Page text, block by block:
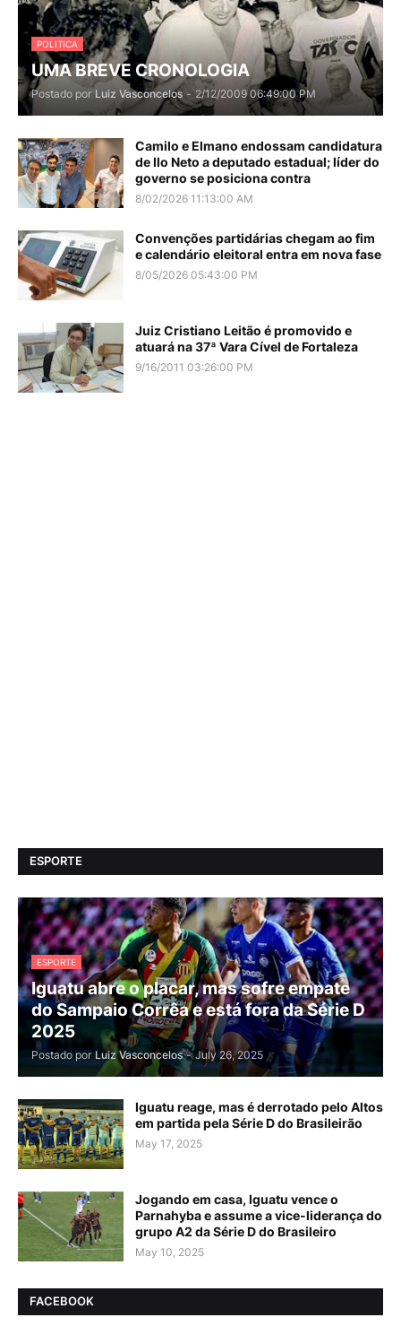
POLITICA
UMA BREVE CRONOLOGIA
Postado por Luiz Vasconcelos - 2/12/2009 06:49:00 PM
Camilo e Elmano endossam candidatura
de Ilo Neto a deputado estadual; líder do
governo se posiciona contra
8/02/2026 11:13:00 AM
Convenções partidárias chegam ao fim
e calendário eleitoral entra em nova fase
8/05/2026 05:43:00 PM
Juiz Cristiano Leitão é promovido e
atuará na 37ª Vara Cível de Fortaleza
9/16/2011 03:26:00 PM
ESPORTE
ESPORTE
Iguatu abre o placar, mas sofre empate
do Sampaio Corrêa e está fora da Série D
2025
Postado por Luiz Vasconcelos - July 26, 2025
Iguatu reage, mas é derrotado pelo Altos
em partida pela Série D do Brasileirão
May 17, 2025
Jogando em casa, Iguatu vence o
Parnahyba e assume a vice-liderança do
grupo A2 da Série D do Brasileiro
May 10, 2025
FACEBOOK